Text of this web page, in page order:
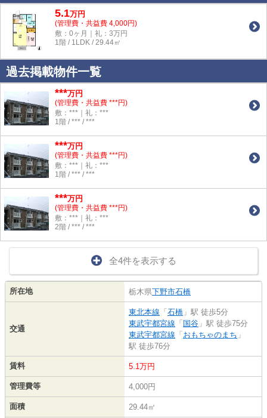
5.1万円
(管理費・共益費 4,000円)
敷：0ヶ月｜礼：3万円
1階 / 1LDK / 29.44㎡
過去掲載物件一覧
***万円
(管理費・共益費 ***円)
敷：***｜礼：***
1階 / *** / ***
***万円
(管理費・共益費 ***円)
敷：***｜礼：***
1階 / *** / ***
***万円
(管理費・共益費 ***円)
敷：***｜礼：***
2階 / *** / ***
全4件を表示する
所在地 栃木県下野市石橋
交通
東北本線 「 石橋 」駅 徒歩5分
東武宇都宮線 「 国谷 」駅 徒歩75分
東武宇都宮線 「 おもちゃのまち 」
駅 徒歩76分
賃料 5.1万円
管理費等 4,000円
面積 29.44㎡